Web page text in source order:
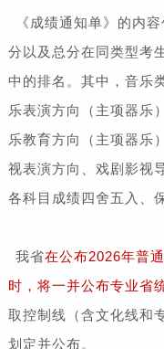
《成绩通知单》的内
分以及总分在同类型考
中的排名。其中，音乐
乐表演方向（主项器乐
乐教育方向（主项器乐
视表演方向、戏剧影视
各科目成绩四舍五入、
我省在公布2026年普
时，将一并公布专业省
取控制线（含文化线和
划定并公布。